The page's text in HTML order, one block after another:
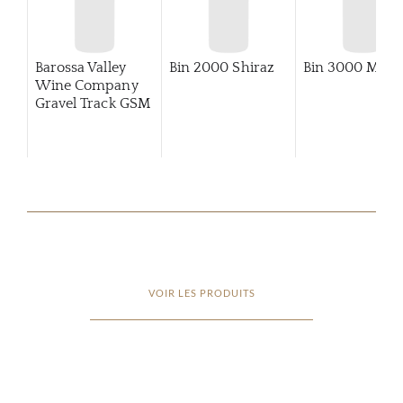
Barossa Valley
Wine Company
Gravel Track GSM
Bin 2000 Shiraz Bin 3000
VOIR LES PRODUITS